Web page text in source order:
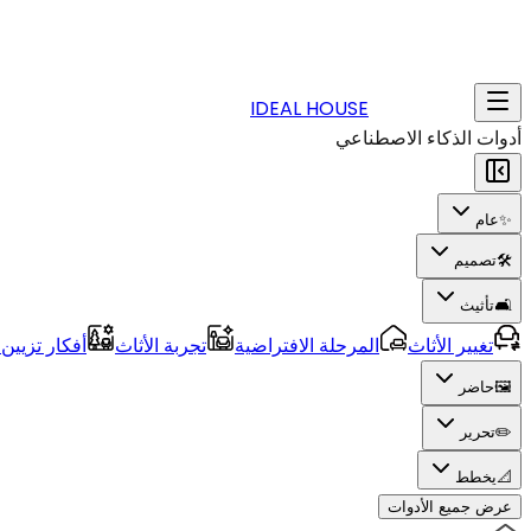
IDEAL HOUSE
أدوات الذكاء الاصطناعي
✨عام
🛠️تصميم
🛋️تأثيث
تغيير الأثاث المرحلة الافتراضية تجربة الأثاث أفكار
🖼️حاضر
✏️تحرير
📐يخطط
عرض جميع الأدوات